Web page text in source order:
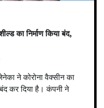
का निर्माण किया बंद,
ने कोरोना वैक्सीन का
कर दिया है। कंपनी ने